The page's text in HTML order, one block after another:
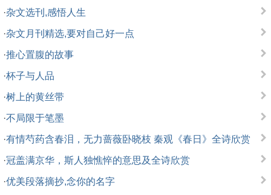
·杂文选刊,感悟人生
·杂文月刊精选,要对自己好一点
·推心置腹的故事
·杯子与人品
·树上的黄丝带
·不局限于笔墨
·有情芍药含春泪，无力蔷薇卧晓枝 秦观《春日》全诗欣赏
·冠盖满京华，斯人独憔悴的意思及全诗欣赏
·优美段落摘抄,念你的名字